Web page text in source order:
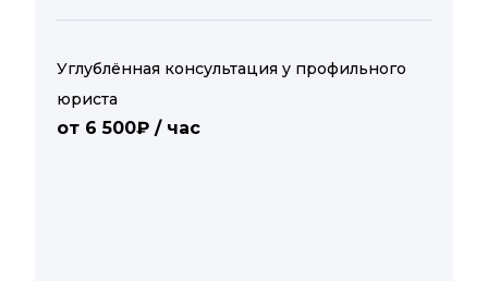
Углублённая консультация у профильного
юриста
от 6 500₽ / час